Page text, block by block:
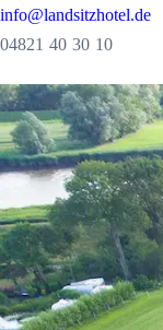
info@landsitzhotel.de
04821 40 30 10